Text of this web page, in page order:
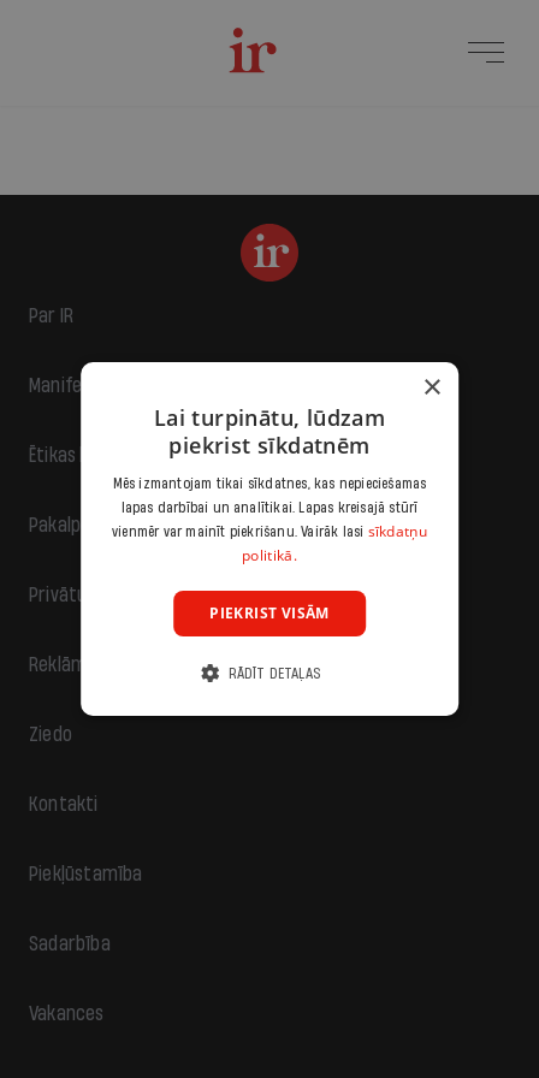
Par IR
Manifests
Ētikas kodekss
Pakalpojumu sniegšanas noteikumi
Privātuma politika
Reklāma
Ziedo
Kontakti
Piekļūstamība
Sadarbība
Vakances
×
Lai turpinātu, lūdzam
piekrist sīkdatnēm
Mēs izmantojam tikai sīkdatnes, kas nepieciešamas
lapas darbībai un analītikai. Lapas kreisajā stūrī
vienmēr var mainīt piekrišanu. Vairāk lasi sīkdatņu
politikā.
PIEKRIST VISĀM
RĀDĪT DETAĻAS